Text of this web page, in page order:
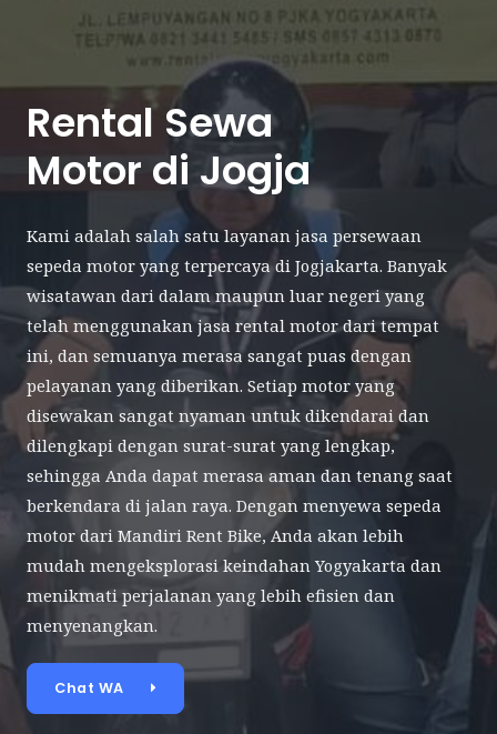
Rental Sewa
Motor di Jogja
Kami adalah salah satu layanan jasa persewaan
sepeda motor yang terpercaya di Jogjakarta. Banyak
wisatawan dari dalam maupun luar negeri yang
telah menggunakan jasa rental motor dari tempat
ini, dan semuanya merasa sangat puas dengan
pelayanan yang diberikan. Setiap motor yang
disewakan sangat nyaman untuk dikendarai dan
dilengkapi dengan surat-surat yang lengkap,
sehingga Anda dapat merasa aman dan tenang saat
berkendara di jalan raya. Dengan menyewa sepeda
motor dari Mandiri Rent Bike, Anda akan lebih
mudah mengeksplorasi keindahan Yogyakarta dan
menikmati perjalanan yang lebih efisien dan
menyenangkan.
Chat WA